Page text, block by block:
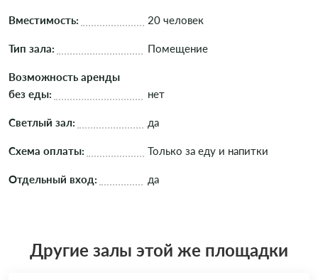
Вместимость: 20 человек
Тип зала: Помещение
Возможность аренды
без еды:
нет
Светлый зал: да
Схема оплаты: Только за еду и напитки
Отдельный вход: да
Другие залы этой же площадки